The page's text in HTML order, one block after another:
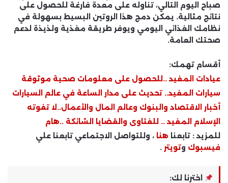
صباح اليوم التالي، تناوله على معدة فارغة للحصول على
نتائج مثالية. يمكن دمج هذا الروتين البسيط بسهولة في
نظامك الغذائي اليومي ويوفر طريقة مغذية ولذيذة لدعم
صحتك العامة.
أقسام تهمك:
عيادات المفيد ..للحصول على معلومات صحية موثوقة
سيارات المفيد.. تحديث على مدار الساعة في عالم السيارات
أخبار الاقتصاد والبنوك وعالم المال والأعمال..لا تفوته
الإسلام المفيد .. للفتاوى والقضايا الشائكة ..هام
للمزيد : تابعنا هنا ، وللتواصل الاجتماعي تابعنا علي
فيسبوك وتويتر .
اخترنا لك: